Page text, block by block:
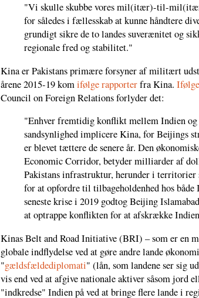
"Vi skulle skubbe vores mil(itær)-til-
for således i fællesskab at kunne håndtere
grundigt sikre de to landes suverænitet og
regionale fred og stabilitet."
Kina er Pakistans primære forsyner af militært
årene 2015-19 komifølge rapporterfra Kina. Ifølge
Council on Foreign Relations forlyder det:
"Enhver fremtidig konflikt mellem Indien
sandsynlighed implicere Kina, for Beijings
er blevet tættere de senere år. Den
Economic Corridor, betyder milliarder af
Pakistans infrastruktur, herunder i territorier
for at opfordre til tilbageholdenhed hos både
seneste krise i 2019 godtog Beijing
at optrappe konflikten for at afskrække
Kinas Belt and Road Initiative (BRI) – som er en
globale indflydelse ved at gøre andre lande
"gældsfældediplomati" (lån, som landene ser sig
vis end ved at afgive nationale aktiver såsom jord
"indkredse" Indien på ved at bringe flere lande i